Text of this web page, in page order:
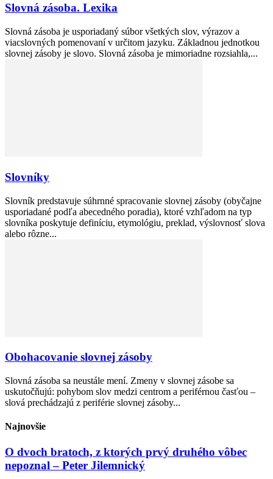
Slovná zásoba. Lexika
Slovná zásoba je usporiadaný súbor všetkých slov, výrazov a
viacslovných pomenovaní v určitom jazyku. Základnou jednotkou
slovnej zásoby je slovo. Slovná zásoba je mimoriadne rozsiahla,...
Slovníky
Slovník predstavuje súhrnné spracovanie slovnej zásoby (obyčajne
usporiadané podľa abecedného poradia), ktoré vzhľadom na typ
slovníka poskytuje definíciu, etymológiu, preklad, výslovnosť slova
alebo rôzne...
Obohacovanie slovnej zásoby
Slovná zásoba sa neustále mení. Zmeny v slovnej zásobe sa
uskutočňujú: pohybom slov medzi centrom a periférnou časťou –
slová prechádzajú z periférie slovnej zásoby...
Najnovšie
O dvoch bratoch, z ktorých prvý druhého vôbec
nepoznal – Peter Jilemnický